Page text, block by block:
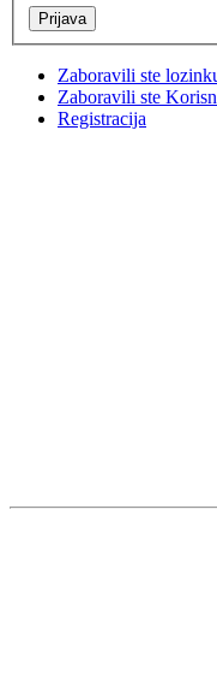
Zaboravili ste
Zaboravili ste
Registracija